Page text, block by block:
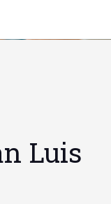
Luis